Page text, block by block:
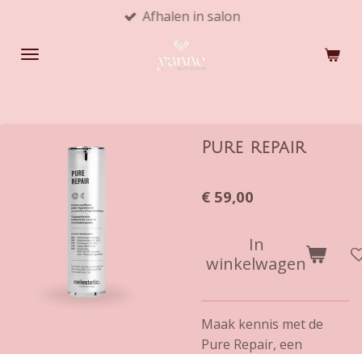
naar
Afhalen in salon
Pure repair
€ 59,00
In
winkelwagen
Maak kennis met de
Pure Repair, een